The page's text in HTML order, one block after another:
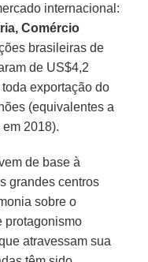
internacional:
Comércio
brasileiras de
de US$4,2
exportação do
(equivalentes a
2018).
de base à
grandes centros
sobre o
protagonismo
atravessam sua